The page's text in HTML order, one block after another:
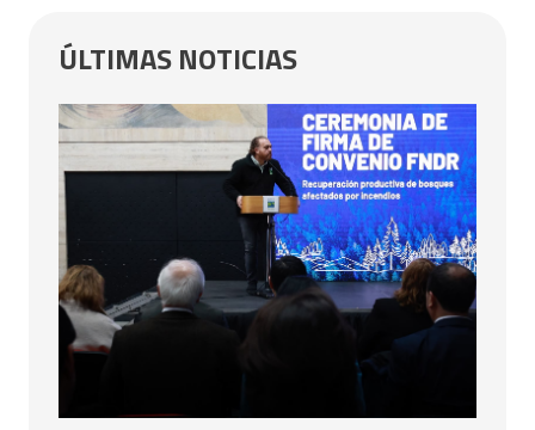
ÚLTIMAS NOTICIAS